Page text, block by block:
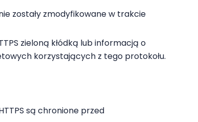
zostały zmodyfikowane w trakcie
zieloną kłódką lub informacją o
korzystających z tego protokołu.
są chronione przed